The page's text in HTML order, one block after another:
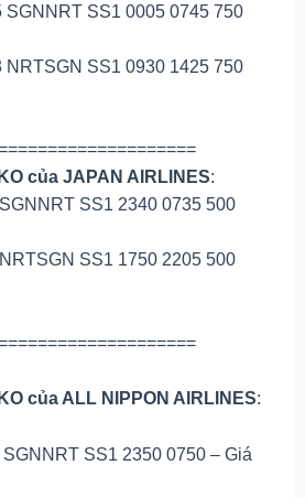
SGNNRT SS1 0005 0745 750
NRTSGN SS1 0930 1425 750
của JAPAN AIRLINES:
SS1 2340 0735 500
SS1 1750 2205 500
của ALL NIPPON AIRLINES:
SS1 2350 0750 – Giá